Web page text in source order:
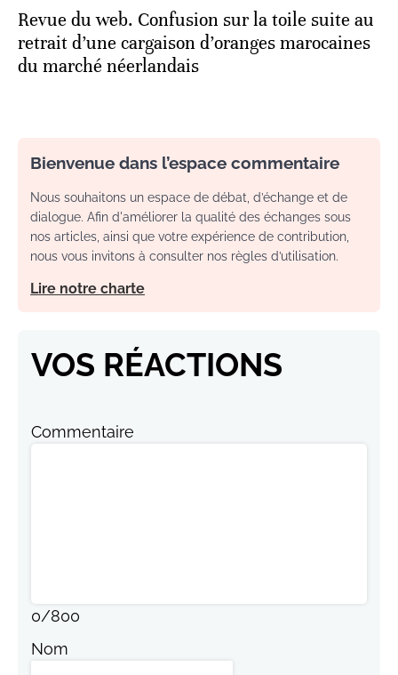
Revue du web. Confusion sur la toile suite au
retrait d’une cargaison d’oranges marocaines
du marché néerlandais
Bienvenue dans l’espace commentaire
Nous souhaitons un espace de débat, d’échange et de
dialogue. Afin d'améliorer la qualité des échanges sous
nos articles, ainsi que votre expérience de contribution,
nous vous invitons à consulter nos règles d’utilisation.
Lire notre charte
VOS RÉACTIONS
Commentaire
0/800
Nom